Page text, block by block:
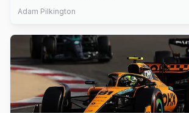
Adam Pilkington